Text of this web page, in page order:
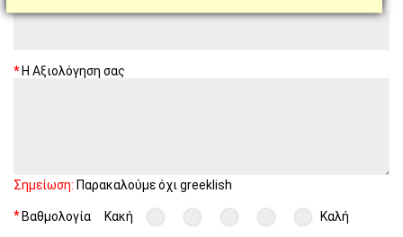
Η Αξιολόγηση σας
Σημείωση: Παρακαλούμε όχι greeklish
Βαθμολογία Κακή Καλή